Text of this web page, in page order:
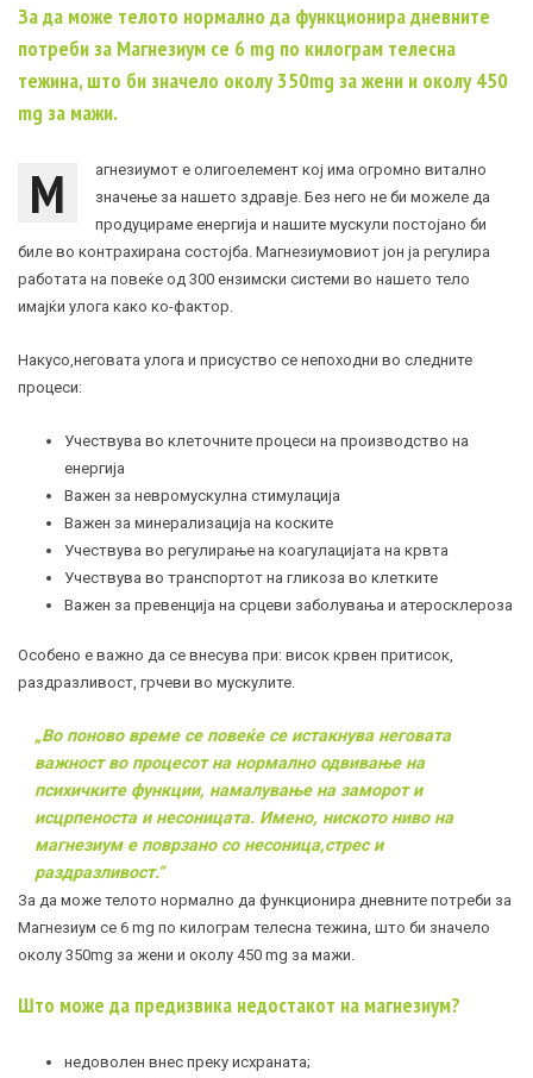
За да може телото нормално да функционира дневните
потреби за Магнезиум се 6 mg по килограм телесна
тежина, што би значело околу 350mg за жени и околу 450
mg за мажи.
M
агнезиумот е олигоелемент кој има огромно витално
значење за нашето здравје. Без него не би можеле да
продуцираме енергија и нашите мускули постојано би
биле во контрахирана состојба. Магнезиумовиот јон ја регулира
работата на повеќе од 300 ензимски системи во нашето тело
имајќи улога како ко-фактор.
Накусо,неговата улога и присуство се непоходни во следните
процеси:
Учествува во клеточните процеси на производство на
енергија
Важен за невромускулна стимулација
Важен за минерализација на коските
Учествува во регулирање на коагулацијата на крвта
Учествува во транспортот на гликоза во клетките
Важен за превенција на срцеви заболувања и атеросклероза
Особено е важно да се внесува при: висок крвен притисок,
раздразливост, грчеви во мускулите.
„Во поново време се повеќе се истакнува неговата
важност во процесот на нормално одвивање на
психичките функции, намалување на заморот и
исцрпеноста и несоницата. Имено, ниското ниво на
магнезиум е поврзано со несоница,стрес и
раздразливост.“
За да може телото нормално да функционира дневните потреби за
Магнезиум се 6 mg по килограм телесна тежина, што би значело
околу 350mg за жени и околу 450 mg за мажи.
Што може да предизвика недостакот на магнезиум?
недоволен внес преку исхраната;